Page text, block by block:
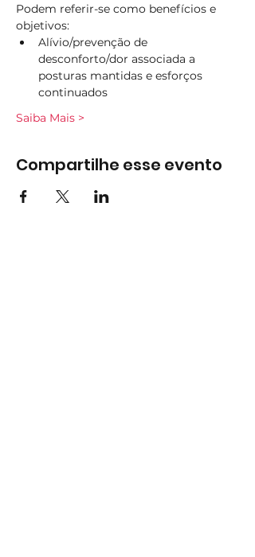
Podem referir-se como benefícios e
objetivos:
Alívio/prevenção de
desconforto/dor associada a
posturas mantidas e esforços
continuados
Saiba Mais >
Compartilhe esse evento